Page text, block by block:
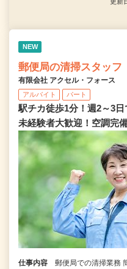
NEW
郵便局の清掃スタッフ
有限会社 アクセル・フォース
アルバイト パート
駅チカ徒歩1分！週2～3
未経験者大歓迎！空調完
仕事内容
郵便局での清掃業務